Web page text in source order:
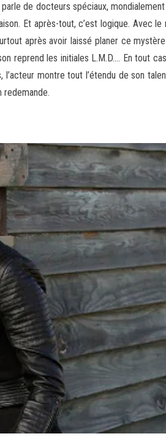
de docteurs spéciaux,
Et après-tout, c’est logique. Avec
après avoir laissé planer ce
reprend les initiales L.M.D…. En tout
l’acteur montre tout l’étendu de son
redemande.